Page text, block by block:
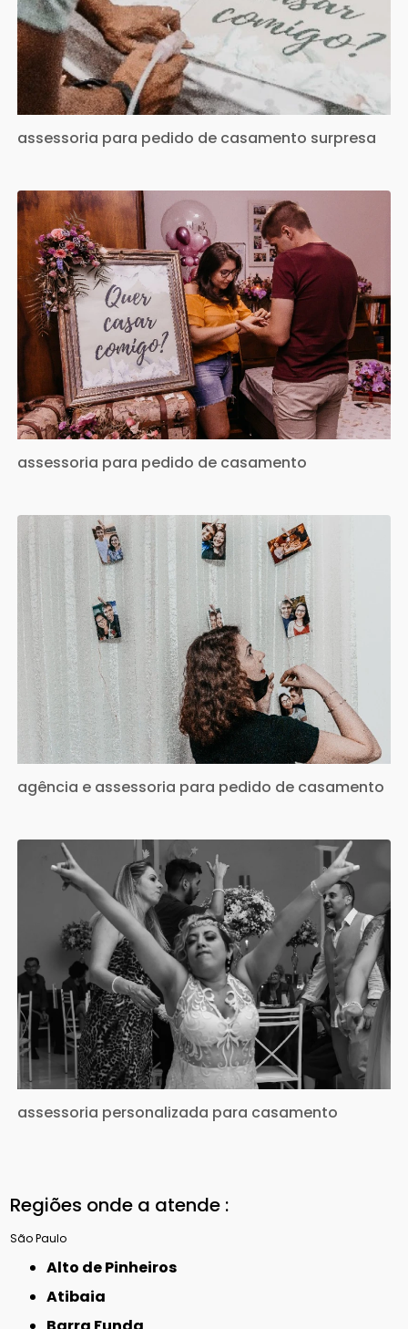
assessoria para pedido de casamento surpresa
assessoria para pedido de casamento
agência e assessoria para pedido de casamento
assessoria personalizada para casamento
Regiões onde a atende :
São Paulo
Alto de Pinheiros
Atibaia